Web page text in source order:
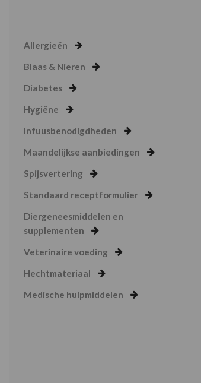
Allergieën
Blaas & Nieren
Diabetes
Hygiëne
Infuusbenodigdheden
Maandelijkse aanbiedingen
Spijsvertering
Standaard receptformulier
Diergeneesmiddelen en
supplementen
Veterinaire voeding
Hechtmateriaal
Medische hulpmiddelen